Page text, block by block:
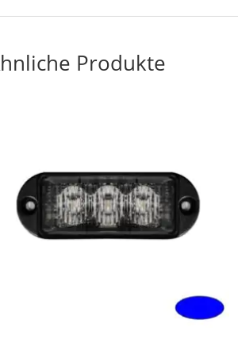
Produkte